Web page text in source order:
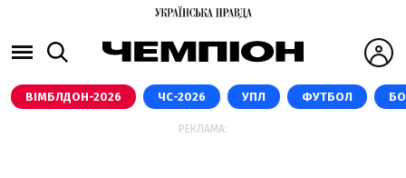
ВІМБЛДОН-2026 ЧС-2026 УПЛ ФУТБОЛ
РЕКЛАМА: